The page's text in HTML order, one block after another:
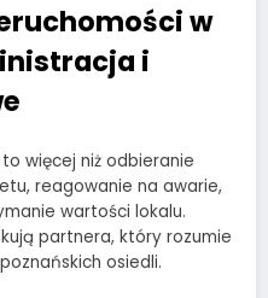
w
i
więcej niż odbieranie
reagowanie na awarie,
wartości lokalu.
partnera, który rozumie
osiedli.